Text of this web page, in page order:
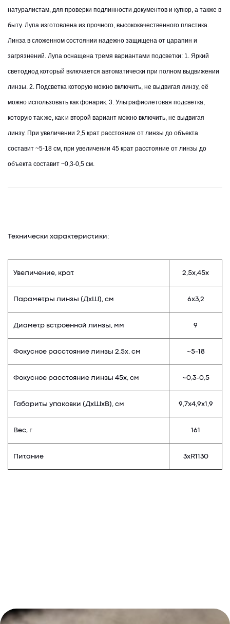
натуралистам, для проверки подлинности документов и купюр, а также в
быту. Лупа изготовлена из прочного, высококачественного пластика.
Линза в сложенном состоянии надежно защищена от царапин и
загрязнений. Лупа оснащена тремя вариантами подсветки: 1. Яркий
светодиод который включается автоматически при полном выдвижении
линзы. 2. Подсветка которую можно включить, не выдвигая линзу, её
можно использовать как фонарик. 3. Ультрафиолетовая подсветка,
которую так же, как и второй вариант можно включить, не выдвигая
линзу. При увеличении 2,5 крат расстояние от линзы до объекта
составит ~5-18 см, при увеличении 45 крат расстояние от линзы до
объекта составит ~0,3-0,5 см.
Технически характеристики:
Увеличение, крат 2,5х,45х
Параметры линзы (ДхШ), см 6х3,2
Диаметр встроенной линзы, мм 9
Фокусное расстояние линзы 2,5х, см ~5-18
Фокусное расстояние линзы 45х, см ~0,3-0,5
Габариты упаковки (ДхШхВ), см 9,7х4,9х1,9
Вес, г 161
Питание 3хR1130